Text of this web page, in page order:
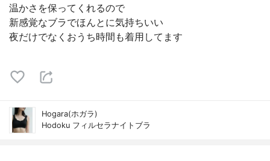
温かさを保ってくれるので
新感覚なブラでほんとに気持ちいい
夜だけでなくおうち時間も着用してます
Hogara(ホガラ)
Hodoku フィルセラナイトブラ